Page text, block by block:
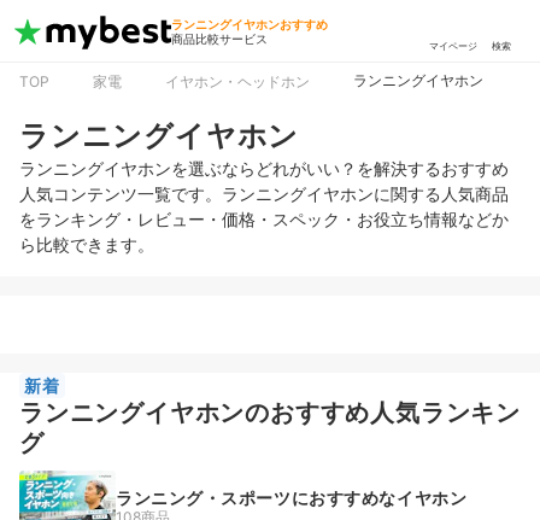
ランニングイヤホンおすすめ
商品比較サービス
マイページ 検索
TOP 家電 イヤホン・ヘッドホン ランニングイヤホン
ランニングイヤホン
ランニングイヤホンを選ぶならどれがいい？を解決するおすすめ
人気コンテンツ一覧です。ランニングイヤホンに関する人気商品
をランキング・レビュー・価格・スペック・お役立ち情報などか
ら比較できます。
新着
ランニングイヤホンのおすすめ人気ランキン
グ
ランニング・スポーツにおすすめなイヤホン